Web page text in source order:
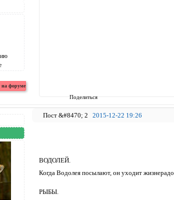
Поделиться
2 2015-12-22 19:26
ВОДОЛЕЙ.
Когда Водолея посылают, он уходит
РЫБЫ.